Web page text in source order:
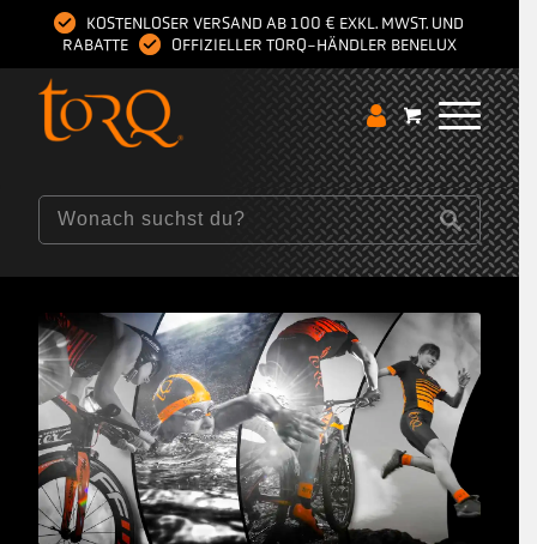
KOSTENLOSER VERSAND AB 100 € EXKL. MWST. UND
RABATTE
OFFIZIELLER TORQ-HÄNDLER BENELUX